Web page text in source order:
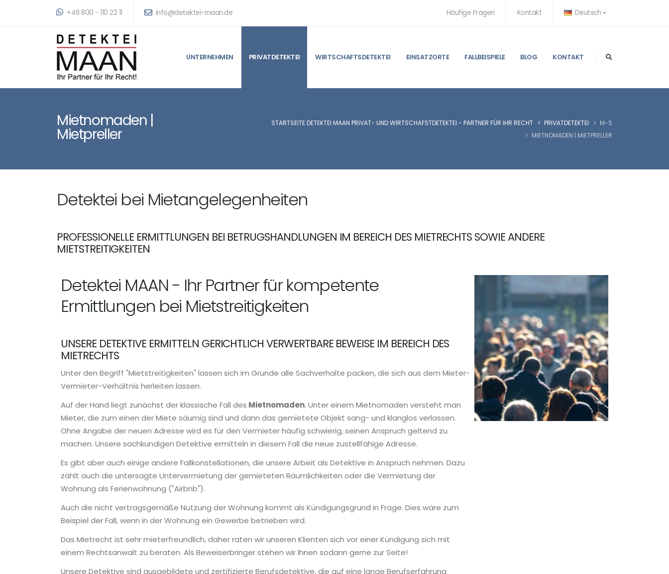
+49 800 - 110 22 11 info@detektei-maan.de Häufige Fragen Kontakt Deutsch
UNTERNEHMEN PRIVATDETEKTEI WIRTSCHAFTSDETEKTEI EINSATZORTE FALLBEISPIELE BLOG KONTAKT
Mietnomaden |
Mietpreller
STARTSEITE DETEKTEI MAAN PRIVAT- UND WIRTSCHAFSTDETEKTEI - PARTNER FÜR IHR RECHT PRIVATDETEKTEI
M-S
MIETNOMADEN | MIETPRELLER
Detektei bei Mietangelegenheiten
PROFESSIONELLE ERMITTLUNGEN BEI BETRUGSHANDLUNGEN IM BEREICH DES MIETRECHTS SOWIE ANDERE
MIETSTREITIGKEITEN
Detektei MAAN - Ihr Partner für kompetente
Ermittlungen bei Mietstreitigkeiten
UNSERE DETEKTIVE ERMITTELN GERICHTLICH VERWERTBARE BEWEISE IM BEREICH DES
MIETRECHTS
Unter den Begriff "Mietstreitigkeiten" lassen sich im Grunde alle Sachverhalte packen, die sich aus dem Mieter-
Vermieter-Verhältnis herleiten lassen.
Auf der Hand liegt zunächst der klassische Fall des Mietnomaden. Unter einem Mietnomaden versteht man
Mieter, die zum einen der Miete säumig sind und dann das gemietete Objekt sang- und klanglos verlassen.
Ohne Angabe der neuen Adresse wird es für den Vermieter häufig schwierig, seinen Anspruch geltend zu
machen. Unsere sachkundigen Detektive ermitteln in diesem Fall die neue zustellfähige Adresse.
Es gibt aber auch einige andere Fallkonstellationen, die unsere Arbeit als Detektive in Anspruch nehmen. Dazu
zählt auch die untersagte Untervermietung der gemieteten Räumlichkeiten oder die Vermietung der
Wohnung als Ferienwohnung ("Airbnb").
Auch die nicht vertragsgemäße Nutzung der Wohnung kommt als Kündigungsgrund in Frage. Dies wäre zum
Beispiel der Fall, wenn in der Wohnung ein Gewerbe betrieben wird.
Das Mietrecht ist sehr mieterfreundlich, daher raten wir unseren Klienten sich vor einer Kündigung sich mit
einem Rechtsanwalt zu beraten. Als Beweiserbringer stehen wir Ihnen sodann gerne zur Seite!
Unsere Detektive sind ausgebildete und zertifizierte Berufsdetektive, die auf eine lange Berufserfahrung